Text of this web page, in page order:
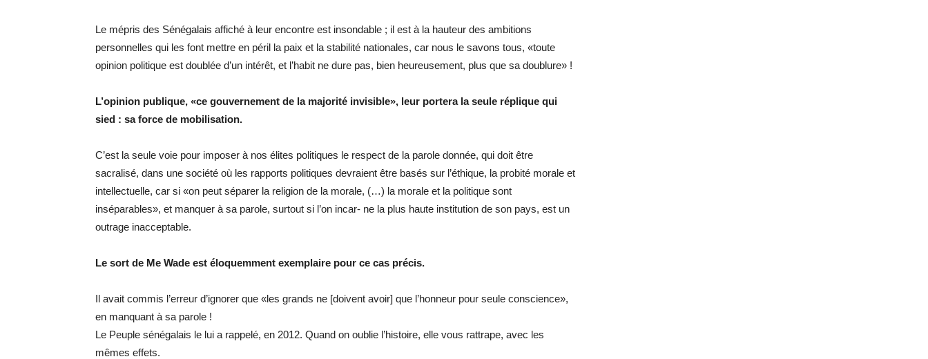
Le mépris des Sénégalais affiché à leur encontre est insondable ; il est à la hauteur des ambitions
personnelles qui les font mettre en péril la paix et la stabilité nationales, car nous le savons tous, «toute
opinion politique est doublée d’un intérêt, et l’habit ne dure pas, bien heureusement, plus que sa doublure» !
L’opinion publique, «ce gouvernement de la majorité invisible», leur portera la seule réplique qui
sied : sa force de mobilisation.
C’est la seule voie pour imposer à nos élites politiques le respect de la parole donnée, qui doit être
sacralisé, dans une société où les rapports politiques devraient être basés sur l’éthique, la probité morale et
intellectuelle, car si «on peut séparer la religion de la morale, (…) la morale et la politique sont
inséparables», et manquer à sa parole, surtout si l’on incar- ne la plus haute institution de son pays, est un
outrage inacceptable.
Le sort de Me Wade est éloquemment exemplaire pour ce cas précis.
Il avait commis l’erreur d’ignorer que «les grands ne [doivent avoir] que l’honneur pour seule conscience»,
en manquant à sa parole !
Le Peuple sénégalais le lui a rappelé, en 2012. Quand on oublie l’histoire, elle vous rattrape, avec les
mêmes effets.